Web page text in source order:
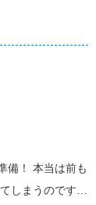
備！ 本当は前も
しまうのです…